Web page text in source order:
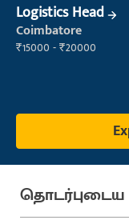
Logistics Head
Coimbatore
₹15000 - ₹20000
தொடர்புடைய